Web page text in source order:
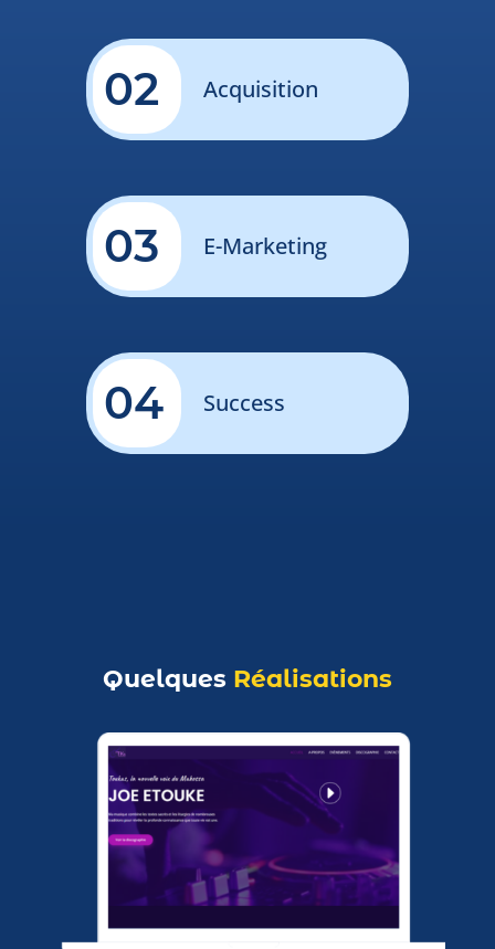
02 Acquisition
03 E-Marketing
04 Success
QuelquesRéalisations